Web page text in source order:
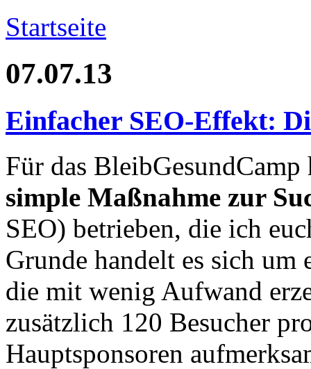
Startseite
07.07.13
Einfacher SEO-Effekt:
Für das
simple Maßnahme zur
SEO) betrieben, die ich
Grunde handelt es sich
die mit wenig Aufwand
zusätzlich 120 Besucher
Hauptsponsoren